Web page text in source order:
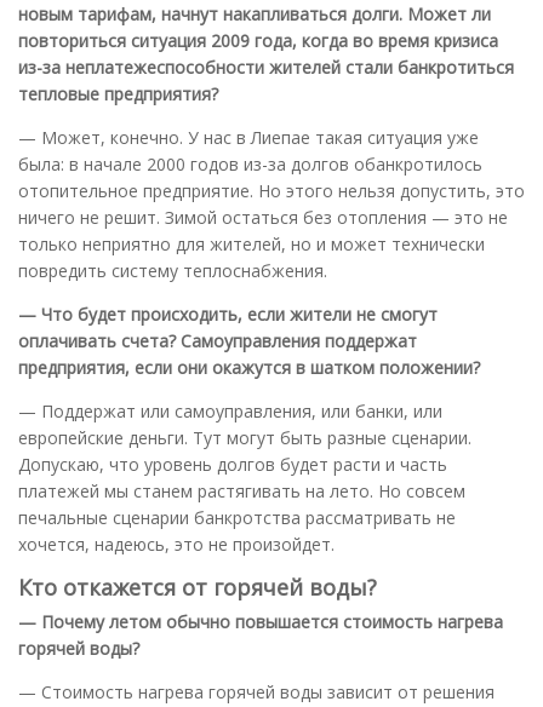
новым тарифам, начнут накапливаться долги. Может ли
повториться ситуация 2009 года, когда во время кризиса
из-за неплатежеспособности жителей стали банкротиться
тепловые предприятия?
— Может, конечно. У нас в Лиепае такая ситуация уже
была: в начале 2000 годов из-за долгов обанкротилось
отопительное предприятие. Но этого нельзя допустить, это
ничего не решит. Зимой остаться без отопления — это не
только неприятно для жителей, но и может технически
повредить систему теплоснабжения.
— Что будет происходить, если жители не смогут
оплачивать счета? Самоуправления поддержат
предприятия, если они окажутся в шатком положении?
— Поддержат или самоуправления, или банки, или
европейские деньги. Тут могут быть разные сценарии.
Допускаю, что уровень долгов будет расти и часть
платежей мы станем растягивать на лето. Но совсем
печальные сценарии банкротства рассматривать не
хочется, надеюсь, это не произойдет.
Кто откажется от горячей воды?
— Почему летом обычно повышается стоимость нагрева
горячей воды?
— Стоимость нагрева горячей воды зависит от решения